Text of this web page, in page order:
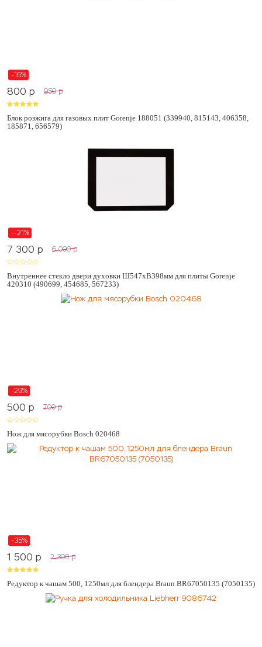
-16%
800 p 950 p
Блок розжига для газовых плит Gorenje 188051 (339940, 815143, 406358,
185871, 656579)
--21%
7 300 p 6 000 p
Внутреннее стекло двери духовки Ш547хВ398мм для плиты Gorenje
420310 (490699, 454685, 567233)
-29%
500 p 700 p
Нож для мясорубки Bosch 020468
-35%
1 500 p 2 300 p
Редуктор к чашам 500, 1250мл для блендера Braun BR67050135 (7050135)